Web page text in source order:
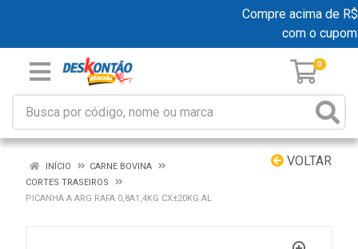
Compre acima de
com o cupom
0
VOLTAR
INÍCIO
CARNE BOVINA
CORTES TRASEIROS
PICANHA A ARG RAFA 0,8A1,4KG CX±20KG AL